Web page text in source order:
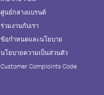
ศูนย์กลางแบรนด์
ร่วมงานกับเรา
ข้อกำหนดและนโยบาย
นโยบายความเป็นส่วนตัว
Customer Complaints Code